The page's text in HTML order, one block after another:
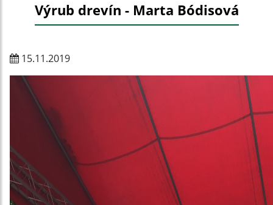
Výrub drevín - Marta Bódisová
15.11.2019